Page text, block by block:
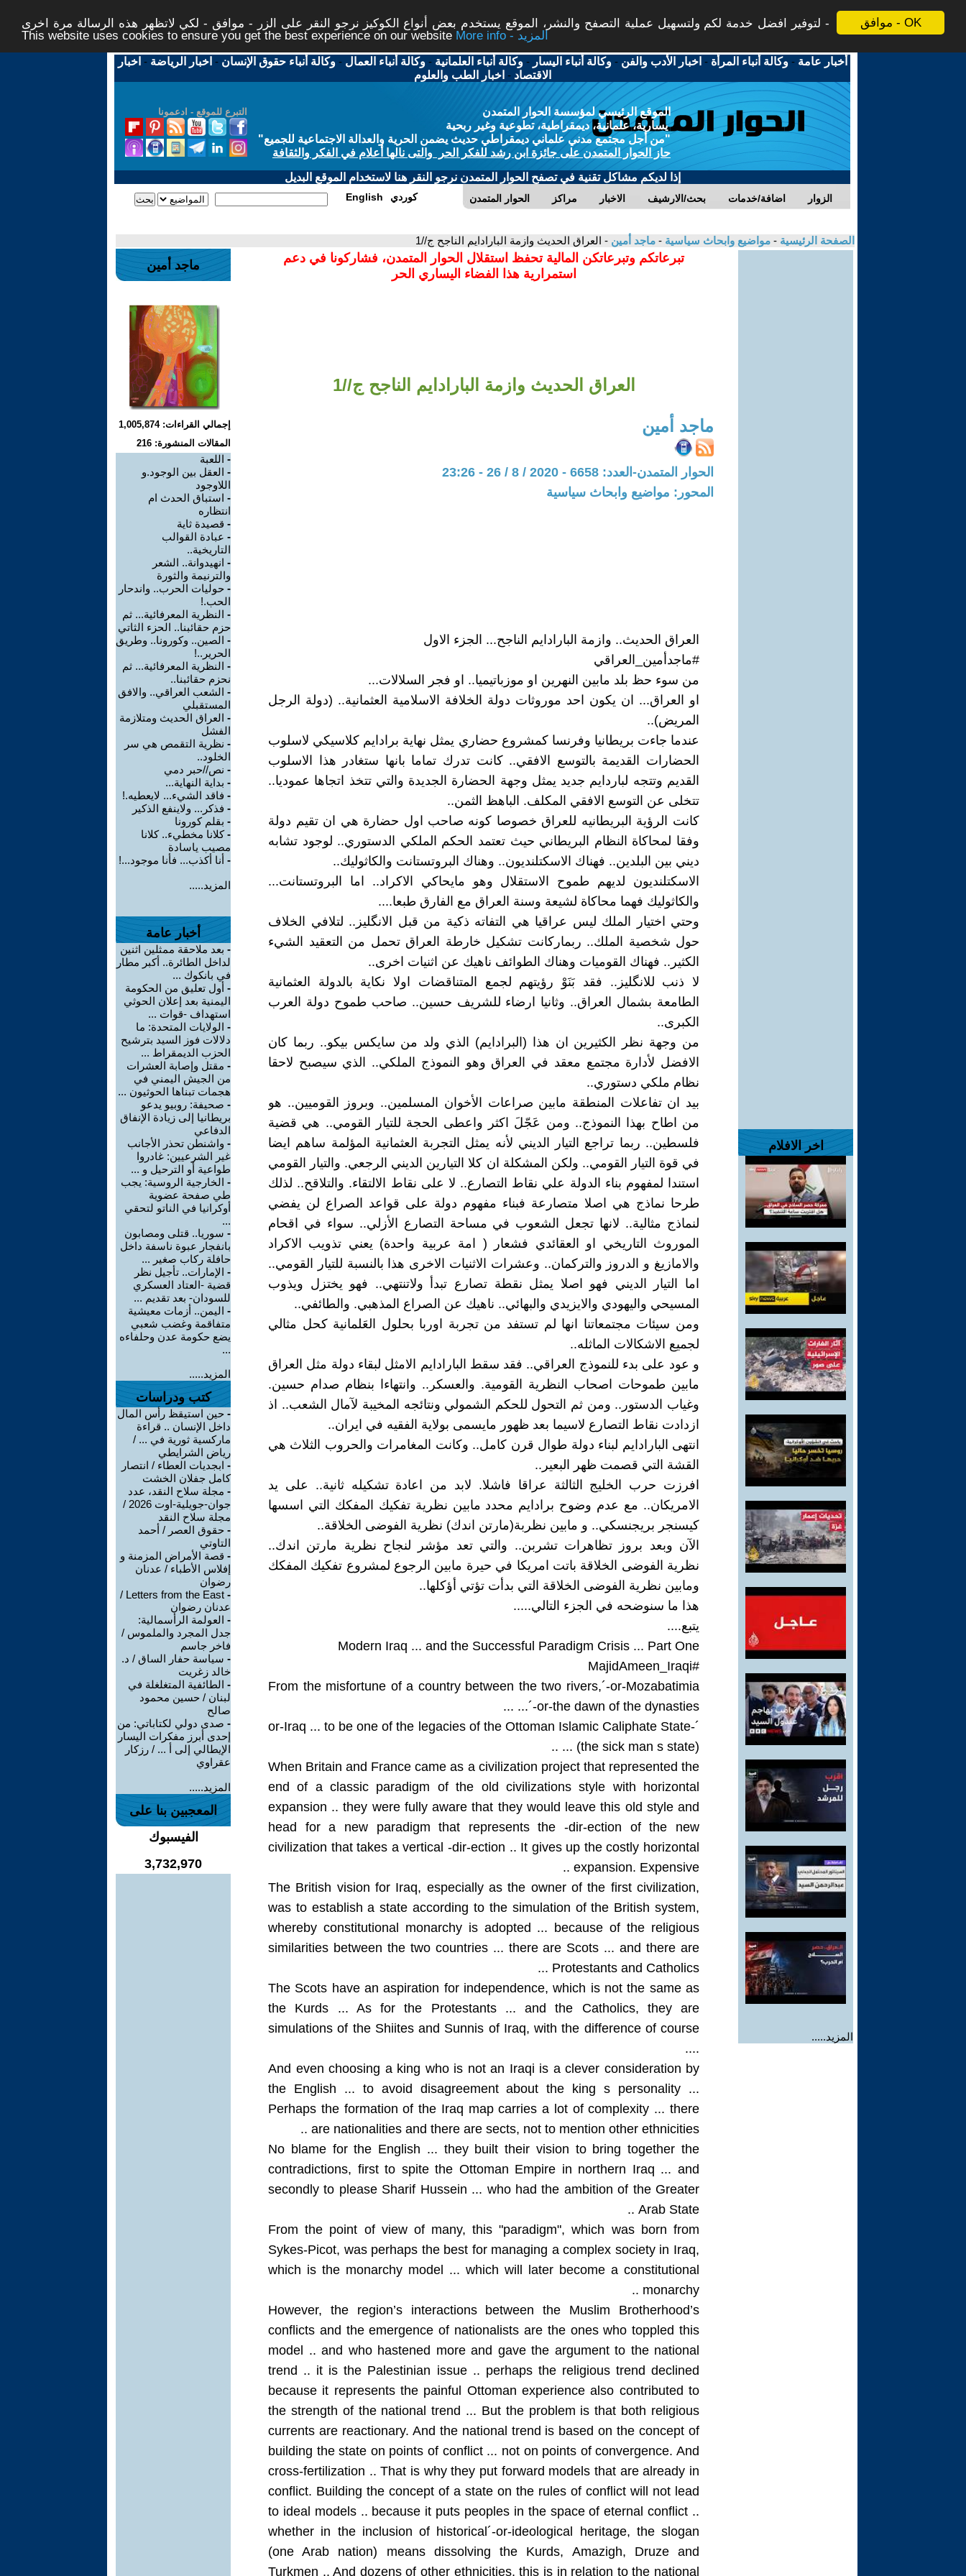
موافق - OK
لتوفير افضل خدمة لكم ولتسهيل عملية التصفح والنشر، الموقع يستخدم بعض أنواع الكوكيز نرجو النقر على الزر - موافق - لكي لاتظهر هذه الرسالة مرة اخرى -
This website uses cookies to ensure you get the best experience on our website
More info - المزيد
أخبار عامة -وكالة أنباء المرأة - اخبار الأدب والفن -وكالة أنباء اليسار -وكالة أنباء العلمانية -وكالة أنباء العمال -وكالة أنباء حقوق الإنسان - اخبار الرياضة - اخبار
الاقتصاد - اخبار الطب والعلوم
التبرع للموقع - ادعمونا
الموقع الرئيسي لمؤسسة الحوار المتمدن
يسارية، علمانية، ديمقراطية، تطوعية وغير ربحية
"من أجل مجتمع مدني علماني ديمقراطي حديث يضمن الحرية والعدالة الاجتماعية للجميع"
حاز الحوار المتمدن على جائزة ابن رشد للفكر الحر والتى نالها أعلام في الفكر والثقافة
إذا لديكم مشاكل تقنية في تصفح الحوار المتمدن نرجو النقر هنا لاستخدام الموقع البديل
الحوار المتمدن مراكز الاخبار بحث/الارشيف اضافة/خدمات الزوار English كوردي
الصفحة الرئيسية - مواضيع وابحاث سياسية - ماجد أمين - العراق الحديث وازمة البارادايم الناجح ج//1
اخر الافلام
المزيد.....
تبرعاتكم وتبرعاتكن المالية تحفظ استقلال الحوار المتمدن، فشاركونا في دعم
استمرارية هذا الفضاء اليساري الحر
العراق الحديث وازمة البارادايم الناجح ج//1
ماجد أمين
الحوار المتمدن-العدد: 6658 - 2020 / 8 / 26 - 23:26
المحور: مواضيع وابحاث سياسية
العراق الحديث.. وازمة البارادايم الناجح... الجزء الاول
#ماجدأمين_العراقي
من سوء حظ بلد مابين النهرين او موزباتيميا.. او فجر السلالات...
او العراق... ان يكون احد موروثات دولة الخلافة الاسلامية العثمانية.. (دولة الرجل
المريض)..
عندما جاءت بريطانيا وفرنسا كمشروع حضاري يمثل نهاية برادايم كلاسيكي لاسلوب
الحضارات القديمة بالتوسع الافقي.. كانت تدرك تماما بانها ستغادر هذا الاسلوب
القديم وتتجه لباردايم جديد يمثل وجهة الحضارة الجديدة والتي تتخذ اتجاها عموديا..
تتخلى عن التوسع الافقي المكلف. الباهظ الثمن..
كانت الرؤية البريطانيه للعراق خصوصا كونه صاحب اول حضارة هي ان تقيم دولة
وفقا لمحاكاة النظام البريطاني حيث تعتمد الحكم الملكي الدستوري.. لوجود تشابه
ديني بين البلدين.. فهناك الاسكتلنديون.. وهناك البروتستانت والكاثوليك..
الاسكتلنديون لديهم طموح الاستقلال وهو مايحاكي الاكراد.. اما البروتستانت...
والكاثوليك فهما محاكاة لشيعة وسنة العراق مع الفارق طبعا....
وحتي اختيار الملك ليس عراقيا هي التفاته ذكية من قبل الانگليز.. لتلافي الخلاف
حول شخصية الملك.. ربماركانت تشكيل خارطة العراق تحمل من التعقيد الشيء
الكثير.. فهناك القوميات وهناك الطوائف ناهيك عن اثنيات اخرى..
لا ذنب للانگليز.. فقد بَنَوْ رؤيتهم لجمع المتناقضات اولا نكاية بالدولة العثمانية
الطامعة بشمال العراق.. وثانيا ارضاء للشريف حسين.. صاحب طموح دولة العرب
الكبرى..
من وجهة نظر الكثيرين ان هذا (البرادايم) الذي ولد من سايكس بيكو.. ربما كان
الافضل لأدارة مجتمع معقد في العراق وهو النموذج الملكي.. الذي سيصبح لاحقا
نظام ملكي دستوري..
بيد ان تفاعلات المنطقة مابين صراعات الأخوان المسلمين.. وبروز القوميين.. هو
من اطاح بهذا النموذج.. ومن عَجّلَ اكثر واعطى الحجة للتيار القومي.. هي قضية
فلسطين.. ربما تراجع التيار الديني لأنه يمثل التجربة العثمانية المؤلمة ساهم ايضا
في قوة التيار القومي.. ولكن المشكلة ان كلا التيارين الديني الرجعي. والتيار القومي
استندا لمفهوم بناء الدولة علي نقاط التصارع.. لا على نقاط الالتقاء. والتلاقح.. لذلك
طرحا نماذج هي اصلا متصارعة فبناء مفهوم دولة على قواعد الصراع لن يفضي
لنماذج مثالية.. لانها تجعل الشعوب في مساحة التصارع الأزلي.. سواء في اقحام
الموروث التاريخي او العقائدي فشعار ( امة عربية واحدة) يعني تذويب الاكراد
والامازيغ و الدروز والتركمان.. وعشرات الاثنيات الاخرى هذا بالنسبة للتيار القومي..
اما التيار الديني فهو اصلا يمثل نقطة تصارع تبدأ ولاتنتهي.. فهو يختزل ويذوب
المسيحي واليهودي والايزيدي والبهائي.. ناهيك عن الصراع المذهبي. والطائفي..
ومن سيئات مجتمعاتنا انها لم تستفد من تجربة اوربا بحلول العَلمانية كحل مثالي
لجميع الاشكالات الماثله..
و عود على بدء للنموذج العراقي.. فقد سقط البارادايم الامثل لبقاء دولة مثل العراق
مابين طموحات اصحاب النظرية القومية. والعسكر.. وانتهاءا بنظام صدام حسين.
وغياب الدستور.. ومن ثم التحول للحكم الشمولي ونتائجه المخيبة لآمال الشعب.. اذ
ازدادت نقاط التصارع لاسيما بعد ظهور مايسمى بولاية الفقيه في ايران..
انتهى البارادايم لبناء دولة طوال قرن كامل.. وكانت المغامرات والحروب الثلاث هي
القشة التي قصمت ظهر البعير..
افرزت حرب الخليج الثالثة عراقا فاشلا. لابد من اعادة تشكيله ثانية.. على يد
الامريكان.. مع عدم وضوح برادايم محدد مابين نظرية تفكيك المفكك التي اسسها
كيسنجر بريجنسكي.. و مابين نظربة(مارتن اندك) نظرية الفوضى الخلاقة..
الآن وبعد بروز تظاهرات تشربن.. والتي تعد مؤشر لنجاح نظرية مارتن اندك..
نظرية الفوضى الخلاقة باتت امريكا في حيرة مابين الرجوع لمشروع تفكيك المفكك
ومابين نظرية الفوضى الخلاقة التي بدأت تؤتي أؤكلها..
هذا ما سنوضحه في الجزء التالي.....
يتبع....
Modern Iraq ... and the Successful Paradigm Crisis ... Part One
#MajidAmeen_Iraqi
From the misfortune of a country between the two rivers,´-or-Mozabatimia
...´-or-the dawn of the dynasties ...
´-or-Iraq ... to be one of the legacies of the Ottoman Islamic Caliphate State
... (the sick man s state) ..
When Britain and France came as a civilization project that represented the
end of a classic paradigm of the old civilizations style with horizontal
expansion .. they were fully aware that they would leave this old style and
head for a new paradigm that represents the -dir-ection of the new
civilization that takes a vertical -dir-ection .. It gives up the costly horizontal
expansion. Expensive ..
The British vision for Iraq, especially as the owner of the first civilization,
was to establish a state according to the simulation of the British system,
whereby constitutional monarchy is adopted ... because of the religious
similarities between the two countries ... there are Scots ... and there are
Protestants and Catholics ...
The Scots have an aspiration for independence, which is not the same as
the Kurds ... As for the Protestants ... and the Catholics, they are
simulations of the Shiites and Sunnis of Iraq, with the difference of course
....
And even choosing a king who is not an Iraqi is a clever consideration by
the English ... to avoid disagreement about the king s personality ...
Perhaps the formation of the Iraq map carries a lot of complexity ... there
are nationalities and there are sects, not to mention other ethnicities ..
No blame for the English ... they built their vision to bring together the
contradictions, first to spite the Ottoman Empire in northern Iraq ... and
secondly to please Sharif Hussein ... who had the ambition of the Greater
Arab State ..
From the point of view of many, this "paradigm", which was born from
Sykes-Picot, was perhaps the best for managing a complex society in Iraq,
which is the monarchy model ... which will later become a constitutional
monarchy ..
However, the region’s interactions between the Muslim Brotherhood’s
conflicts and the emergence of nationalists are the ones who toppled this
model .. and who hastened more and gave the argument to the national
trend .. it is the Palestinian issue .. perhaps the religious trend declined
because it represents the painful Ottoman experience also contributed to
the strength of the national trend ... But the problem is that both religious
currents are reactionary. And the national trend is based on the concept of
building the state on points of conflict ... not on points of convergence. And
cross-fertilization .. That is why they put forward models that are already in
conflict. Building the concept of a state on the rules of conflict will not lead
to ideal models .. because it puts peoples in the space of eternal conflict ..
whether in the inclusion of historical´-or-ideological heritage, the slogan
(one Arab nation) means dissolving the Kurds, Amazigh, Druze and
Turkmen .. And dozens of other ethnicities, this is in relation to the national
ماجد أمين
إجمالي القراءات: 1,005,874
المقالات المنشورة: 216
- اللعبة
- العقل بين الوجود.و
اللاوجود
- استباق الحدث ام
انتظاره
- قصيدة ثاية
- عبادة القوالب
التاريخية..
- انهيدوانة.. الشعر
والترنيمة والثورة
- حوليات الحرب.. واندحار
الحب.!
- النظرية المعرفائية... ثم
حزم حقائبنا.. الحزء الثاتي
- الصين.. وكورونا.. وطريق
الحرير..!
- النظرية المعرفائية... ثم
نحزم حقائبنا..
- الشعب العراقي.. والافق
المستقبلي
- العراق الحديث ومتلازمة
الفشل
- نظرية التقمص هي سر
الخلود..
- نص//حبر دمي
- بداية النهاية...
- فاقد الشيء... لايعطيه.!
- فذكر... ولاينفع الذكير
- بقلم كورونا
-كلانا مخطيء.. كلانا
مصيب ياسادة
- أنا أكذب... فأنا موجود...!
المزيد.....
أخبار عامة
- بعد ملاحقة ممثلين اثنين
لداخل الطائرة.. أكبر مطار
في بانكوك ...
- أول تعليق من الحكومة
اليمنية بعد إعلان الحوثي
استهداف -قوات ...
- الولايات المتحدة: ما
دلالات فوز السيد بترشيح
الحزب الديمقراط ...
- مقتل وإصابة العشرات
من الجيش اليمني في
هجمات تبناها الحوثيون ...
- صحيفة: روبيو يدعو
بريطانيا إلى زيادة الإنفاق
الدفاعي
- واشنطن تحذر الأجانب
غير الشرعيين: غادروا
طواعية أو الترحيل و ...
- الخارجية الروسية: يجب
طي صفحة عضوية
أوكرانيا في الناتو لتحقي
...
- سوريا.. قتلى ومصابون
بانفجار عبوة ناسفة داخل
حافلة ركاب صغير ...
- الإمارات.. تأجيل نظر
قضية -العتاد العسكري
للسودان- بعد تقديم ...
- اليمن.. أزمات معيشية
متفاقمة وغضب شعبي
يضع حكومة عدن وحلفاءه
...
المزيد.....
كتب ودراسات
- حين استيقظ رأس المال
داخل الإنسان .. قراءة
ماركسية ثورية في ... /
رياض الشرايطي
- ابجديات العطاء / انتصار
كامل جفلان الخشت
- مجلة سلاح النقد، عدد
جوان-جويلية-اوت 2026 /
مجلة سلاح النقد
- حقوق العصر / أحمد
التاوتي
- قصة الأمراض المزمنة و
إفلاس الأطباء / عدنان
رضوان
-
Letters from the East /
عدنان رضوان
- العولمة الرأسمالية:
جدل المجرد والملموس /
فاخر جاسم
- سياسة حفار الساق / د.
خالد زغريت
- الطائفية المتغلغلة في
لبنان / حسين محمود
صالح
- صدى دولي لكتاباتي: من
إحدى أبرز مفكرات اليسار
الإيطالي إلى أ ... / رزكار
عقراوي
المزيد.....
المعجبين بنا على
الفيسبوك
3,732,970